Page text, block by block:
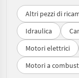
Altri pezzi di
Idraulica
Motori elettrici
Motori a